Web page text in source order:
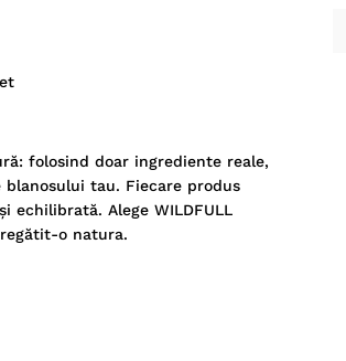
folosind doar ingrediente reale,
tau. Fiecare produs
Alege WILDFULL
o natura.